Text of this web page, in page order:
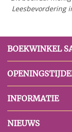
Leesbevordering
BOEKWINKEL
INFORMATIE
NIEUWS